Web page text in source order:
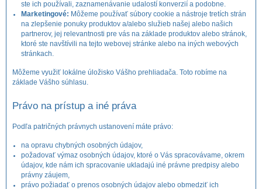
ste ich používali, zaznamenávanie udalostí konverzií a podobne.
Marketingové: Môžeme používať súbory cookie a nástroje tretích strán
na zlepšenie ponuky produktov a/alebo služieb našej alebo našich
partnerov, jej relevantnosti pre vás na základe produktov alebo stránok,
ktoré ste navštívili na tejto webovej stránke alebo na iných webových
stránkach.
Môžeme využiť lokálne úložisko Vášho prehliadača. Toto robíme na
základe Vášho súhlasu.
Právo na prístup a iné práva
Podľa patričných právnych ustanovení máte právo:
na opravu chybných osobných údajov,
požadovať výmaz osobných údajov, ktoré o Vás spracovávame, okrem
údajov, kde nám ich spracovanie ukladajú iné právne predpisy alebo
právny záujem,
právo požiadať o prenos osobných údajov alebo obmedziť ich